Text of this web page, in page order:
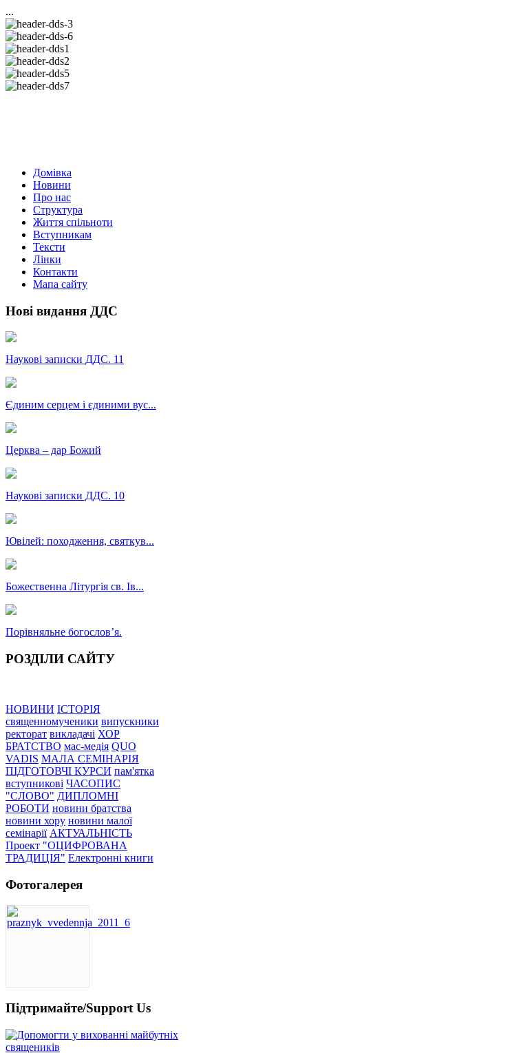
...
Домівка
Новини
Про нас
Структура
Життя спільноти
Вступникам
Тексти
Лінки
Контакти
Мапа сайту
Нові видання ДДС
Наукові записки ДДС. 11
Єдиним серцем і єдиними вус...
Церква – дар Божий
Наукові записки ДДС. 10
Ювілей: походження, святкув...
Божественна Літургія св. Ів...
Порівняльне богословʼя.
РОЗДІЛИ САЙТУ
НОВИНИ ІСТОРІЯ
священномученики випускники
ректорат викладачі ХОР
БРАТСТВО мас-медія QUO
VADIS МАЛА СЕМІНАРІЯ
ПІДГОТОВЧІ КУРСИ пам'ятка
вступникові ЧАСОПИС
"СЛОВО" ДИПЛОМНІ
РОБОТИ новини братства
новини хору новини малої
семінарії АКТУАЛЬНІСТЬ
Проект "ОЦИФРОВАНА
ТРАДИЦІЯ" Електронні книги
Фотогалерея
Підтримайте/Support Us